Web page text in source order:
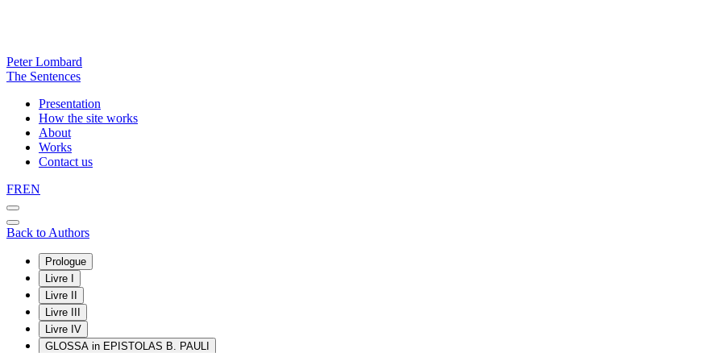
Peter Lombard
The Sentences
Presentation
How the site works
About
Works
Contact us
FREN
Back to Authors
Prologue
Livre I
Livre II
Livre III
Livre IV
GLOSSA in EPISTOLAS B. PAULI